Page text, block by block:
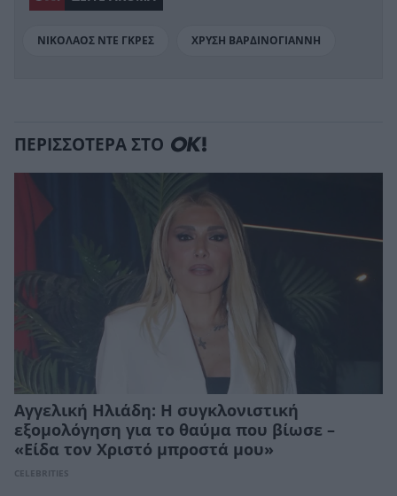
ΝΙΚΟΛΑΟΣ ΝΤΕ ΓΚΡΕΣ ΧΡΥΣΗ ΒΑΡΔΙΝΟΓΙΑΝΝΗ
ΠΕΡΙΣΣΟΤΕΡΑ ΣΤΟ
Αγγελική Ηλιάδη: Η συγκλονιστική
εξομολόγηση για το θαύμα που βίωσε –
«Είδα τον Χριστό μπροστά μου»
CELEBRITIES